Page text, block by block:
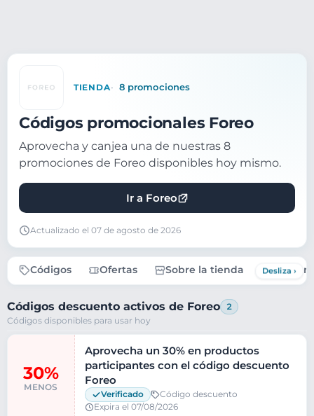
TIENDA 8 promociones
Códigos promocionales Foreo
Aprovecha y canjea una de nuestras 8
promociones de Foreo disponibles hoy mismo.
Ir a Foreo
Actualizado el 07 de agosto de 2026
Códigos Ofertas Sobre la tienda
Códigos descuento activos de Foreo
2
Códigos disponibles para usar hoy
30%
MENOS
Aprovecha un 30% en productos
participantes con el código descuento
Foreo
Verificado
Código descuento
Expira el 07/08/2026